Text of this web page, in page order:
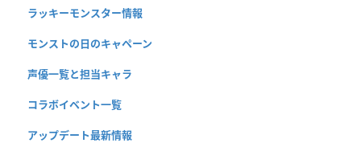
ラッキーモンスター情報
モンストの日のキャペーン
声優一覧と担当キャラ
コラボイベント一覧
アップデート最新情報